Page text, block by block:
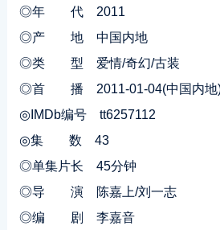
◎年 代 2011
◎产 地 中国内地
◎类 型 爱情/奇幻/古装
◎首 播 2011-01-04(中国内地
◎IMDb编号 tt6257112
◎集 数 43
◎单集片长 45分钟
◎导 演 陈嘉上/刘一志
◎编 剧 李嘉音